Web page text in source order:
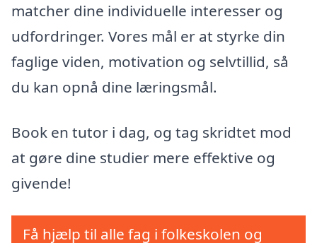
matcher dine individuelle interesser og
udfordringer. Vores mål er at styrke din
faglige viden, motivation og selvtillid, så
du kan opnå dine læringsmål.
Book en tutor i dag, og tag skridtet mod
at gøre dine studier mere effektive og
givende!
Få hjælp til alle fag i folkeskolen og